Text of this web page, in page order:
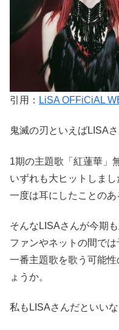
引用： LiSA OFFiCiAL
鬼滅の刃といえばLISAさ
1期の主題歌「紅蓮華」
いずれも大ヒットしまし
一度は耳にしたことのあ
そんなLISAさんが今期
ファンやネットの間では
一番主題歌を歌う可能
ょうか。
私もLISAさんだといい